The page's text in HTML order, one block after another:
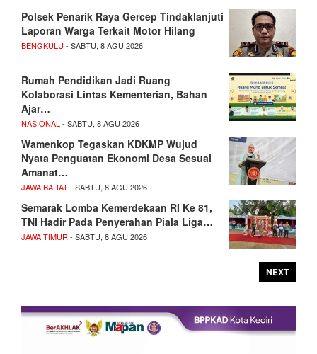
Polsek Penarik Raya Gercep Tindaklanjuti
Laporan Warga Terkait Motor Hilang
BENGKULU - SABTU, 8 AGU 2026
Rumah Pendidikan Jadi Ruang
Kolaborasi Lintas Kementerian, Bahan
Ajar…
NASIONAL- SABTU, 8 AGU 2026
Wamenkop Tegaskan KDKMP Wujud
Nyata Penguatan Ekonomi Desa Sesuai
Amanat…
JAWA BARAT- SABTU, 8 AGU 2026
Semarak Lomba Kemerdekaan RI Ke 81,
TNI Hadir Pada Penyerahan Piala Liga…
JAWA TIMUR- SABTU, 8 AGU 2026
NEXT